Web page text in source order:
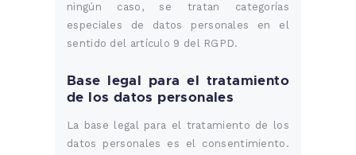
ningún caso, se tratan categorías
especiales de datos personales en el
sentido del artículo 9 del RGPD.
Base legal para el tratamiento
de los datos personales
La base legal para el tratamiento de los
datos personales es el consentimiento.